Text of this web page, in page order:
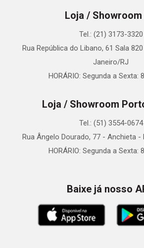
Loja / Showroom
Tel.: (21) 3173-3320
Rua República do Libano, 61 Sala
Janeiro/RJ
HORÁRIO: Segunda a Sexta:
Loja / Showroom
Tel.: (51) 3554-0674
Rua Ângelo Dourado, 77 - Anchieta -
HORÁRIO: Segunda a Sexta:
Baixe já nosso